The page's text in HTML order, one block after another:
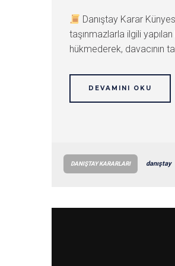
Danıştay Karar
taşınmazlarla ilgili
hükmederek, davacının
DEVAMINI OKU
DANIŞTAY KARARLARI danıştay